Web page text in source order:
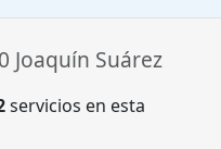
Joaquín Suárez
servicios en esta